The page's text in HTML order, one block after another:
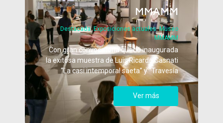
MMAMM
Destacada,Exposiciones actuales,Museo
MMAMM
Con gran convocatoria quedó inaugurada
la exitosa muestra de Luis Ricardo Casnati
“La casi intemporal saeta” y “Travesía
Ver más